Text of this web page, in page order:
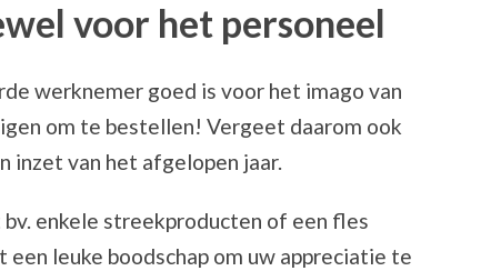
voor het personeel
werknemer goed is voor het imago van
om te bestellen! Vergeet daarom ook
inzet van het afgelopen jaar.
enkele streekproducten of een fles
leuke boodschap om uw appreciatie te